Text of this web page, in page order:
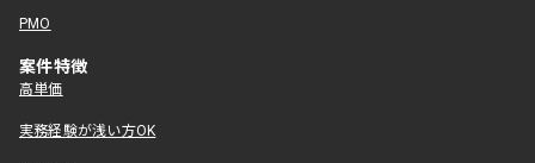
PMO
案件特徴
高単価
実務経験が浅い方OK